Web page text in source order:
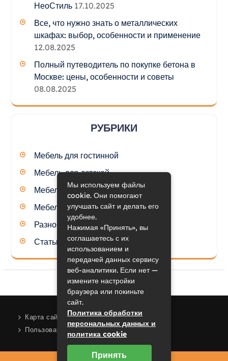
НеоСтиль 17.10.2025
Все, что нужно знать о металлических
шкафах: выбор, особенности и применение
12.08.2025
Полный путеводитель по покупке бетона в
Москве: цены, особенности и советы
08.08.2025
РУБРИКИ
Мебель для гостинной
Мебель для детской
Мебель для кухни
Мебель для спальни
Разное
Статьи
Карта сайта
Пользовательское соглашение
Мы используем файлы
cookie. Они помогают
улучшать сайт и делать его
удобнее.
Нажимая «Принять», вы
соглашаетесь с их
использованием и
передачей данных сервису
веб-аналитики. Если нет —
измените настройки
браузера или покиньте
сайт.
Политика обработки
персональных данных и
политика cookie
Принять